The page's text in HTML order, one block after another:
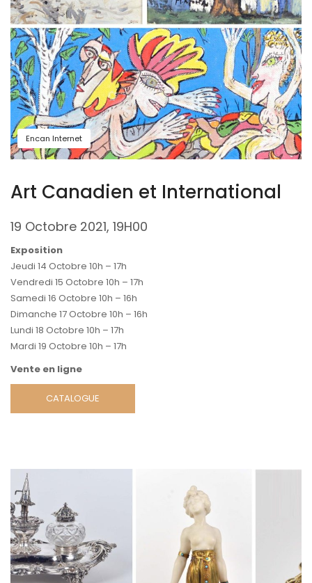
Encan Internet
Art Canadien et International
19 Octobre 2021, 19H00
Exposition
Jeudi 14 Octobre 10h – 17h
Vendredi 15 Octobre 10h – 17h
Samedi 16 Octobre 10h – 16h
Dimanche 17 Octobre 10h – 16h
Lundi 18 Octobre 10h – 17h
Mardi 19 Octobre 10h – 17h
Vente en ligne
CATALOGUE